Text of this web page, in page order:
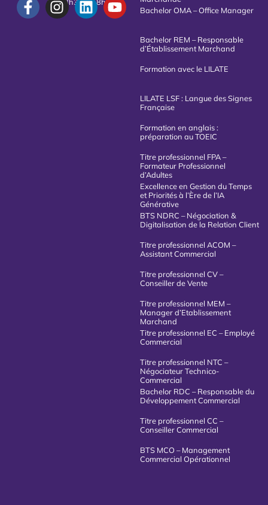
Bachelor OMA – Office Manager
Bachelor REM – Responsable
d’Établissement Marchand
Formation avec le LILATE
LILATE LSF : Langue des Signes
Française
Formation en anglais :
préparation au TOEIC
Titre professionnel FPA –
Formateur Professionnel
d’Adultes
Excellence en Gestion du Temps
et Priorités à l’Ère de l’IA
Générative
BTS NDRC – Négociation &
Digitalisation de la Relation Client
Titre professionnel ACOM –
Assistant Commercial
Titre professionnel CV –
Conseiller de Vente
Titre professionnel MEM –
Manager d’Etablissement
Marchand
Titre professionnel EC – Employé
Commercial
Titre professionnel NTC –
Négociateur Technico-
Commercial
Bachelor RDC – Responsable du
Développement Commercial
Titre professionnel CC –
Conseiller Commercial
BTS MCO – Management
Commercial Opérationnel